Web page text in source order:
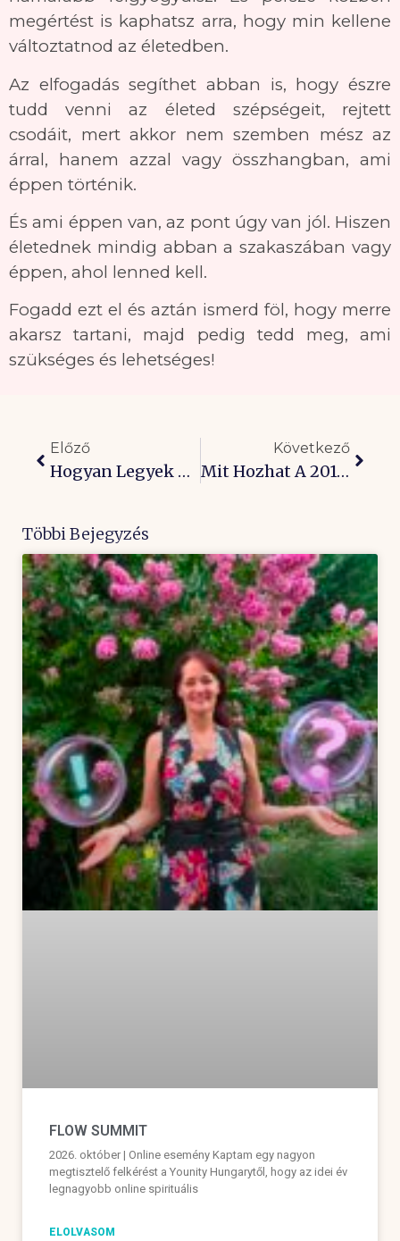
megértést is kaphatsz arra, hogy min kellene
változtatnod az életedben.
Az elfogadás segíthet abban is, hogy észre
tudd venni az életed szépségeit, rejtett
csodáit, mert akkor nem szemben mész az
árral, hanem azzal vagy összhangban, ami
éppen történik.
És ami éppen van, az pont úgy van jól. Hiszen
életednek mindig abban a szakaszában vagy
éppen, ahol lenned kell.
Fogadd ezt el és aztán ismerd föl, hogy merre
akarsz tartani, majd pedig tedd meg, ami
szükséges és lehetséges!
Előző
Hogyan Legyek Optimista Nehéz Helyzetekben?
Következő
Mit Hozhat A 2018-As Év Nekünk?
Többi Bejegyzés
FLOW SUMMIT
2026. október | Online esemény Kaptam egy nagyon
megtisztelő felkérést a Younity Hungarytől, hogy az idei év
legnagyobb online spirituális
ELOLVASOM